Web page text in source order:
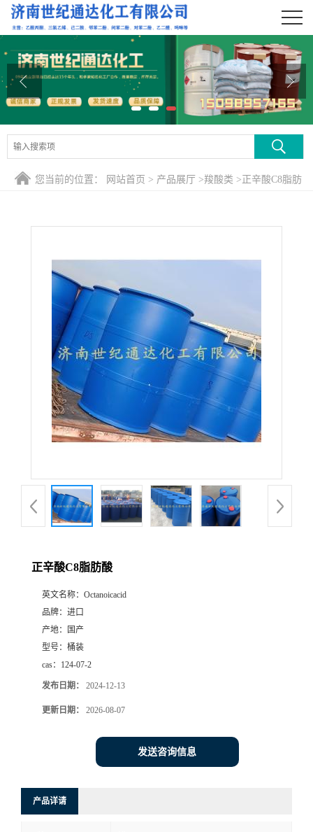
公司首页
公司介绍
产品展厅
证书荣誉
您当前的位置： 网站首页 > 产品展厅 >羧酸类 > 正辛酸C8脂肪
正辛酸C8脂肪酸
英文名称： Octanoicacid
品牌： 进口
产地：
国产
型号： 桶装
cas： 124-07-2
发布日期： 2024-12-13
更新日期： 2026-08-07
发送咨询信息
产品详请